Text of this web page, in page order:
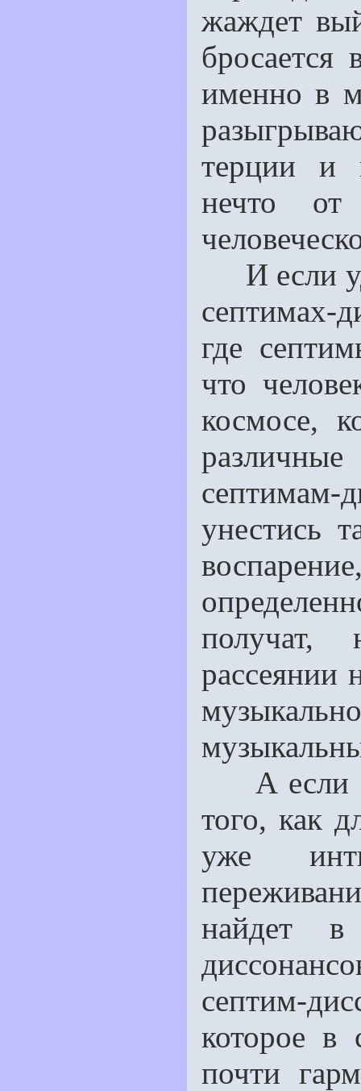
жаждет
именно в
терции и
нечто от
И если
септимах-
где
что
космосе,
различные
септимам-
унестись
получат,
рассеянии
А если
того, как
уже
найдет в
септим-
которое в
почти